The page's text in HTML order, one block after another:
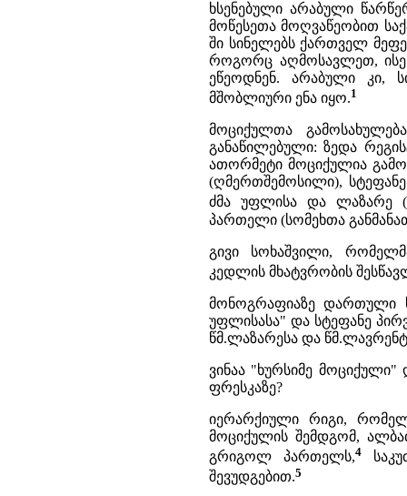
ხსენებული არაბული
მოწესეთა მოღვაწეობით
ში სინელებს ქართველ
როგორც აღმოსავლეთ, ისე
ეწეოდნენ. არაბული კი,
მშობლიური ენა იყო.1
მოციქულთა
განაწილებული: ზედა
ათორმეტი მოციქულია
(ღმერთშემოსილი),
ძმა უფლისა და ლაზარე
პართელი (სომეხთა
გივი სოხაშვილი,
კედლის მხატვრობის
მონოგრაფიაზე დართული
უფლისასა" და სტეფანე
წმ.ლაზარესა და
ვინაა "ხურსიმე
ფრესკაზე?
იერარქიული რიგი,
მოციქულის შემდგომ,
გრიგოლ პართელს,4
შევუდგებით.5